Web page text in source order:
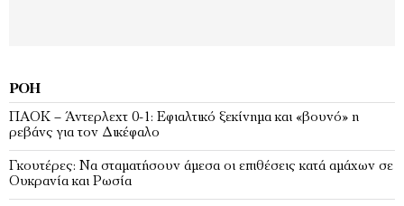
ΡΟΉ
ΠΑΟΚ – Άντερλεχτ 0-1: Εφιαλτικό ξεκίνημα και «βουνό» η
ρεβάνς για τον Δικέφαλο
Γκουτέρες: Να σταματήσουν άμεσα οι επιθέσεις κατά αμάχων σε
Ουκρανία και Ρωσία